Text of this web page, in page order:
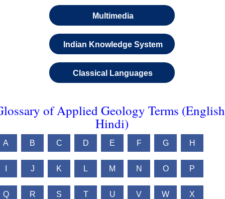
Multimedia
Indian Knowledge System
Classical Languages
of Applied Geology Terms
Hindi)
A B C D E F G H
J K L M N O P
Q R S T U V W X